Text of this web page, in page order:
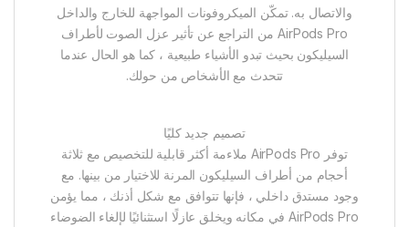
والاتصال به. تمكّن الميكروفونات المواجهة للخارج والداخل
AirPods Pro من التراجع عن تأثير عزل الصوت لأطراف
السيليكون بحيث تبدو الأشياء طبيعية ، كما هو الحال عندما
تتحدث مع الأشخاص من حولك.
تصميم جديد كليًا
توفر AirPods Pro ملاءمة أكثر قابلية للتخصيص مع ثلاثة
أحجام من أطراف السيليكون المرنة للاختيار من بينها. مع
وجود مستدق داخلي ، فإنها تتوافق مع شكل أذنك ، مما يؤمن
AirPods Pro في مكانه ويخلق عازلًا استثنائيًا لإلغاء الضوضاء